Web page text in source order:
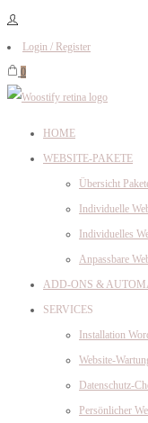
Login / Register
0
HOME
WEBSITE-PAKETE
Übersicht
Individuelle
Individuelles
Anpassbare
ADD-ONS &
SERVICES
Installation
Website-
Datenschutz-
Persönlicher